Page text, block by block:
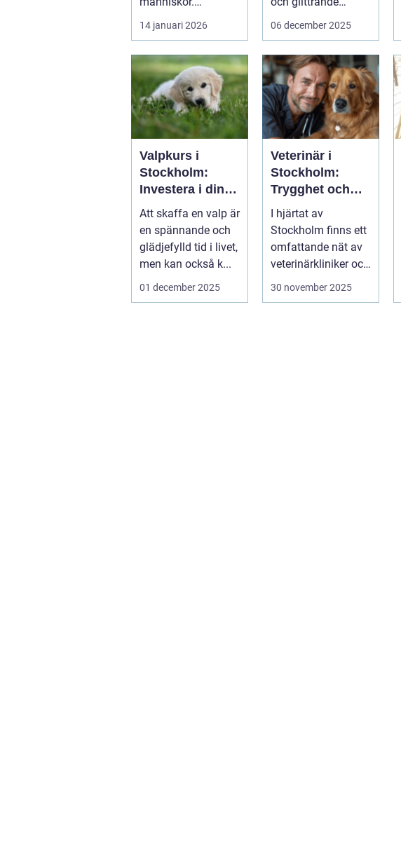
Änd&ar...
14 januari 2026
sjöar...
06 december 2025
Valpkurs i
Stockholm:
Investera i din
valps framtid
Att skaffa en valp är
en spännande och
glädjefylld tid i livet,
men kan också k...
01 december 2025
Veterinär i
Stockholm:
Trygghet och
kvalitet för din
fyrbenta vän
I hjärtat av
Stockholm finns ett
omfattande nät av
veterinärkliniker och
djursjukhus....
30 november 2025